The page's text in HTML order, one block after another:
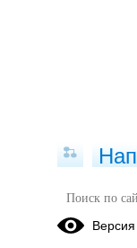
Задание